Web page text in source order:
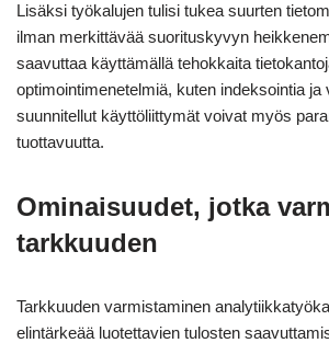
Lisäksi työkalujen tulisi tukea suurten
ilman merkittävää suorituskyvyn
saavuttaa käyttämällä tehokkaita
optimointimenetelmiä, kuten indeksointia ja
suunnitellut käyttöliittymät voivat myös
tuottavuutta.
Ominaisuudet, jotka
tarkkuuden
Tarkkuuden varmistaminen
elintärkeää luotettavien tulosten